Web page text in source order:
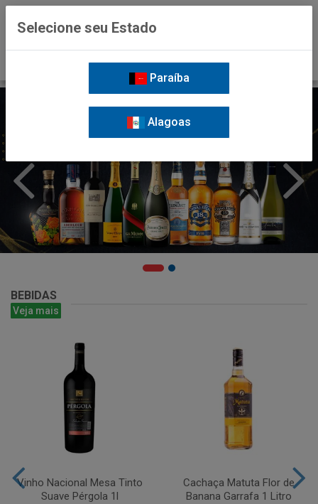
BEBIDAS
Veja mais
Vinho Nacional Mesa Tinto
Suave Pérgola 1l
Cachaça Matuta Flor de
Banana Garrafa 1 Litro
Selecione seu Estado
Paraíba
Alagoas